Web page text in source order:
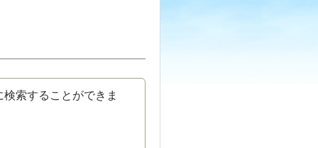
索することができま